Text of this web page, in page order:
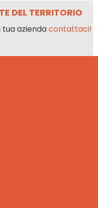
DEL TERRITORIO
aziendacontattaci!